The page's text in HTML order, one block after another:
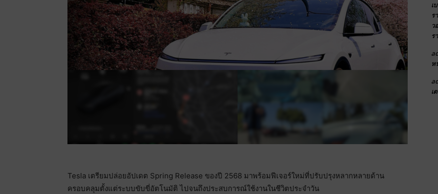
Tesla เตรียมปล่อยอัปเดต Spring Release ของปี 2568 มาพร้อมฟีเจอร์ใหม่ที่ปรับปรุงหลากหลายด้าน
ครอบคลุมตั้งแต่ระบบขับขี่อัตโนมัติ ไปจนถึงประสบการณ์ใช้งานในชีวิตประจำวัน
เ
ร
ว
ร
ห
เ